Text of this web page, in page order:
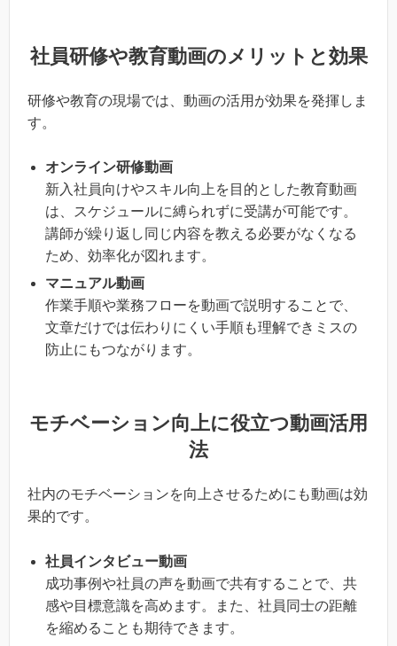
社員研修や教育動画のメリットと効果
研修や教育の現場では、動画の活用が効果を発揮しま
す。
オンライン研修動画
新入社員向けやスキル向上を目的とした教育動画
は、スケジュールに縛られずに受講が可能です。
講師が繰り返し同じ内容を教える必要がなくなる
ため、効率化が図れます。
マニュアル動画
作業手順や業務フローを動画で説明することで、
文章だけでは伝わりにくい手順も理解できミスの
防止にもつながります。
モチベーション向上に役立つ動画活用
法
社内のモチベーションを向上させるためにも動画は効
果的です。
社員インタビュー動画
成功事例や社員の声を動画で共有することで、共
感や目標意識を高めます。また、社員同士の距離
を縮めることも期待できます。